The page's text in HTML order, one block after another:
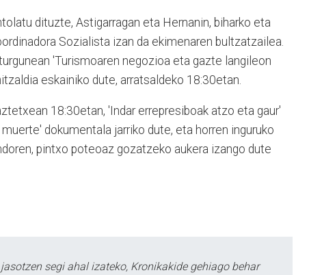
dituzte, Astigarragan eta Hernanin, biharko eta
Sozialista izan da ekimenaren bultzatzailea.
'Turismoaren negozioa eta gazte langileon
eskainiko dute, arratsaldeko 18:30etan.
18:30etan, 'Indar errepresiboak atzo eta gaur'
dokumentala jarriko dute, eta horren inguruko
pintxo poteoaz gozatzeko aukera izango dute
segi ahal izateko, Kronikakide gehiago behar